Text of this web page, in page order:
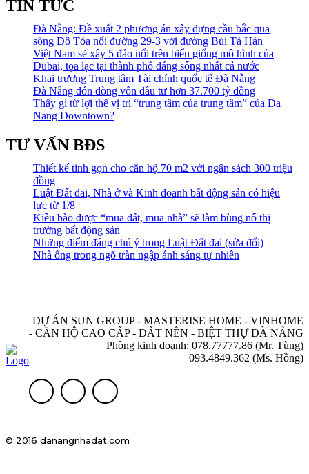
TIN TỨC
Đà Nẵng: Đề xuất 2 phương án xây dựng cầu bắc qua
sông Đô Tỏa nối đường 29-3 với đường Bùi Tá Hán
Việt Nam sẽ xây 5 đảo nổi trên biển giống mô hình của
Dubai, tọa lạc tại thành phố đáng sống nhất cả nước
Khai trương Trung tâm Tài chính quốc tế Đà Nẵng
Đà Nẵng đón dòng vốn đầu tư hơn 37.700 tỷ đồng
Thấy gì từ lợi thế vị trí “trung tâm của trung tâm” của Da
Nang Downtown?
TƯ VẤN BĐS
Thiết kế tinh gọn cho căn hộ 70 m2 với ngân sách 300 triệu
đồng
Luật Đất đai, Nhà ở và Kinh doanh bất động sản có hiệu
lực từ 1/8
Kiều bào được “mua đất, mua nhà” sẽ làm bùng nổ thị
trường bất động sản
Những điểm đáng chú ý trong Luật Đất đai (sửa đổi)
Nhà ống trong ngõ tràn ngập ánh sáng tự nhiên
DỰ ÁN SUN GROUP - MASTERISE HOME - VINHOME
- CĂN HỘ CAO CẤP - ĐẤT NỀN - BIỆT THỰ ĐÀ NẴNG
Phòng kinh doanh: 078.77777.86 (Mr. Tùng)
093.4849.362 (Ms. Hồng)
© 2016 danangnhadat.com